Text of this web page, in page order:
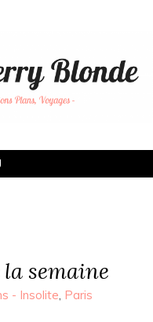
la semaine
- Insolite Paris